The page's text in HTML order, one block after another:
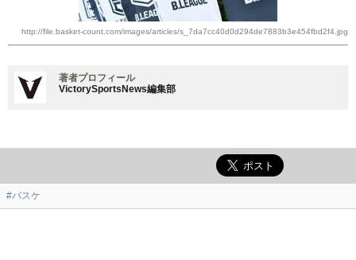
http://file.basket-count.com/images/articles/s_7da7cc40d0d294de7883b3e454fbd2f4.jpg
著者プロフィール
VictorySportsNews編集部
#バスケ